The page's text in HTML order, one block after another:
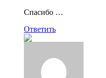
Спасибо …
Ответить